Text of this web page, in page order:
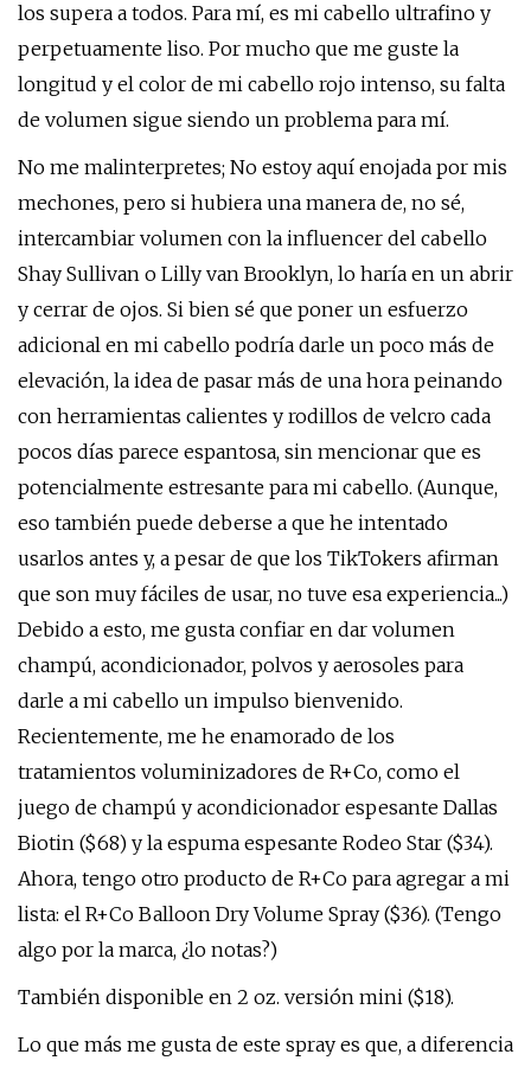
los supera a todos. Para mí, es mi cabello ultrafino y
perpetuamente liso. Por mucho que me guste la
longitud y el color de mi cabello rojo intenso, su falta
de volumen sigue siendo un problema para mí.
No me malinterpretes; No estoy aquí enojada por mis
mechones, pero si hubiera una manera de, no sé,
intercambiar volumen con la influencer del cabello
Shay Sullivan o Lilly van Brooklyn, lo haría en un abrir
y cerrar de ojos. Si bien sé que poner un esfuerzo
adicional en mi cabello podría darle un poco más de
elevación, la idea de pasar más de una hora peinando
con herramientas calientes y rodillos de velcro cada
pocos días parece espantosa, sin mencionar que es
potencialmente estresante para mi cabello. (Aunque,
eso también puede deberse a que he intentado
usarlos antes y, a pesar de que los TikTokers afirman
que son muy fáciles de usar, no tuve esa experiencia...)
Debido a esto, me gusta confiar en dar volumen
champú, acondicionador, polvos y aerosoles para
darle a mi cabello un impulso bienvenido.
Recientemente, me he enamorado de los
tratamientos voluminizadores de R+Co, como el
juego de champú y acondicionador espesante Dallas
Biotin ($68) y la espuma espesante Rodeo Star ($34).
Ahora, tengo otro producto de R+Co para agregar a mi
lista: el R+Co Balloon Dry Volume Spray ($36). (Tengo
algo por la marca, ¿lo notas?)
También disponible en 2 oz. versión mini ($18).
Lo que más me gusta de este spray es que, a diferencia